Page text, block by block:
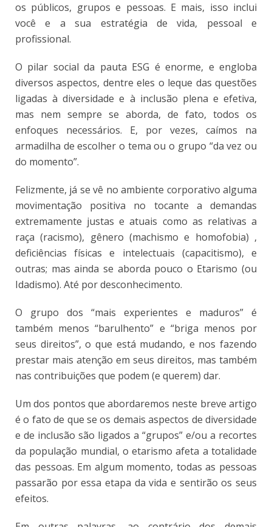
os públicos, grupos e pessoas. E mais, isso inclui
você e a sua estratégia de vida, pessoal e
profissional.
O pilar social da pauta ESG é enorme, e engloba
diversos aspectos, dentre eles o leque das questões
ligadas à diversidade e à inclusão plena e efetiva,
mas nem sempre se aborda, de fato, todos os
enfoques necessários. E, por vezes, caímos na
armadilha de escolher o tema ou o grupo “da vez ou
do momento”.
Felizmente, já se vê no ambiente corporativo alguma
movimentação positiva no tocante a demandas
extremamente justas e atuais como as relativas a
raça (racismo), gênero (machismo e homofobia) ,
deficiências físicas e intelectuais (capacitismo), e
outras; mas ainda se aborda pouco o Etarismo (ou
Idadismo). Até por desconhecimento.
O grupo dos “mais experientes e maduros” é
também menos “barulhento” e “briga menos por
seus direitos”, o que está mudando, e nos fazendo
prestar mais atenção em seus direitos, mas também
nas contribuições que podem (e querem) dar.
Um dos pontos que abordaremos neste breve artigo
é o fato de que se os demais aspectos de diversidade
e de inclusão são ligados a “grupos” e/ou a recortes
da população mundial, o etarismo afeta a totalidade
das pessoas. Em algum momento, todas as pessoas
passarão por essa etapa da vida e sentirão os seus
efeitos.